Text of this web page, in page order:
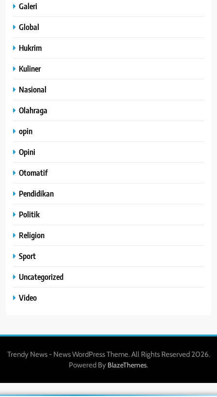
Galeri
Global
Hukrim
Kuliner
Nasional
Olahraga
opin
Opini
Otomatif
Pendidikan
Politik
Religion
Sport
Uncategorized
Video
Trendy News - News WordPress Theme. All Rights Reserved 2026.
Powered By BlazeThemes.